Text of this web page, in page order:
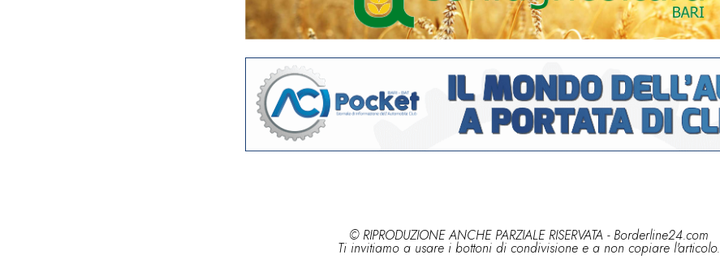
© RIPRODUZIONE ANCHE PARZIALE RISERVATA - Borderline24.com
Ti invitiamo a usare i bottoni di condivisione e a non copiare l'articolo.